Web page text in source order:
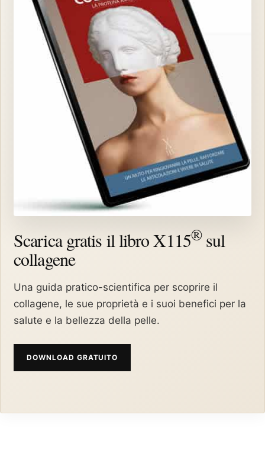
Scarica gratis il libro X115®sul
collagene
Una guida pratico-scientifica per scoprire il
collagene, le sue proprietà e i suoi benefici per la
salute e la bellezza della pelle.
DOWNLOAD GRATUITO
®